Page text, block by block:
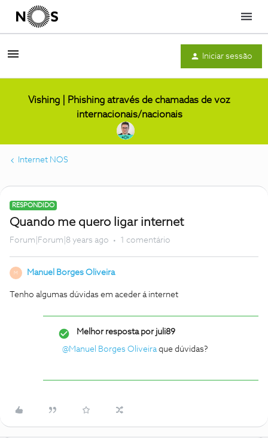
Menu
Iniciar sessão
Vishing | Phishing através de chamadas de voz
internacionais/nacionais
Internet NOS
RESPONDIDO
Quando me quero ligar internet
Forum|Forum|8 years ago 1 comentário
M Manuel Borges Oliveira
Tenho algumas dúvidas em aceder á internet
Melhor resposta porjuli89
@Manuel Borges Oliveiraque dúvidas?